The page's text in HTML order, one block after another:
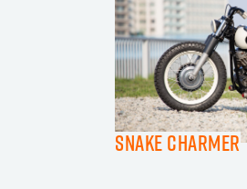
SNAKE CHARMER